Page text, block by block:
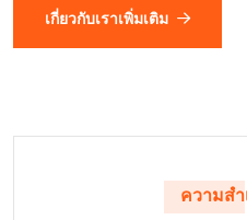
เกี่ยวกับเราเพิ่มเติม
ความสำ